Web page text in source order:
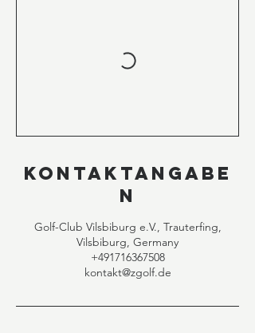
Kontaktangabe
n
Golf-Club Vilsbiburg e.V., Trauterfing,
Vilsbiburg, Germany
+491716367508
kontakt@zgolf.de